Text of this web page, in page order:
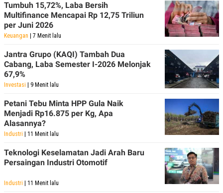
PEMBERITAAN
SIBER
PRIVACY
POLICY
Tumbuh 15,72%, Laba Bersih
Multifinance Mencapai Rp 12,75 Triliun
per Juni 2026
Keuangan | 7 Menit lalu
Jantra Grupo (KAQI) Tambah Dua
Cabang, Laba Semester I-2026 Melonjak
67,9%
Investasi | 9 Menit lalu
Petani Tebu Minta HPP Gula Naik
Menjadi Rp16.875 per Kg, Apa
Alasannya?
Industri | 11 Menit lalu
Teknologi Keselamatan Jadi Arah Baru
Persaingan Industri Otomotif
Industri | 11 Menit lalu